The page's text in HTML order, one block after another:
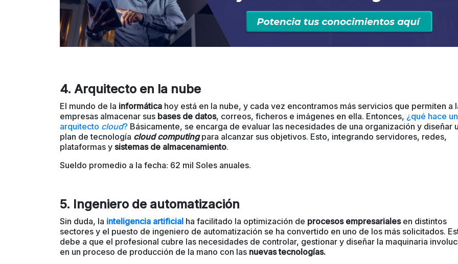
4. Arquitecto en la nube
El mundo de la informática hoy está en la nube, y cada vez encontramos más servicios que permiten a
empresas almacenar sus bases de datos, correos, ficheros e imágenes en ella. Entonces, ¿qué hace un
arquitecto cloud? Básicamente, se encarga de evaluar las necesidades de una organización y diseñar
plan de tecnología cloud computing para alcanzar sus objetivos. Esto, integrando servidores, redes,
plataformas y sistemas de almacenamiento.
Sueldo promedio a la fecha: 62 mil Soles anuales.
5. Ingeniero de automatización
Sin duda, la inteligencia artificial ha facilitado la optimización de procesos empresarialesen distintos
sectores y el puesto de ingeniero de automatización se ha convertido en uno de los más solicitados.
debe a que el profesional cubre las necesidades de controlar, gestionar y diseñar la maquinaria
en un proceso de producción de la mano con las nuevas tecnologías.